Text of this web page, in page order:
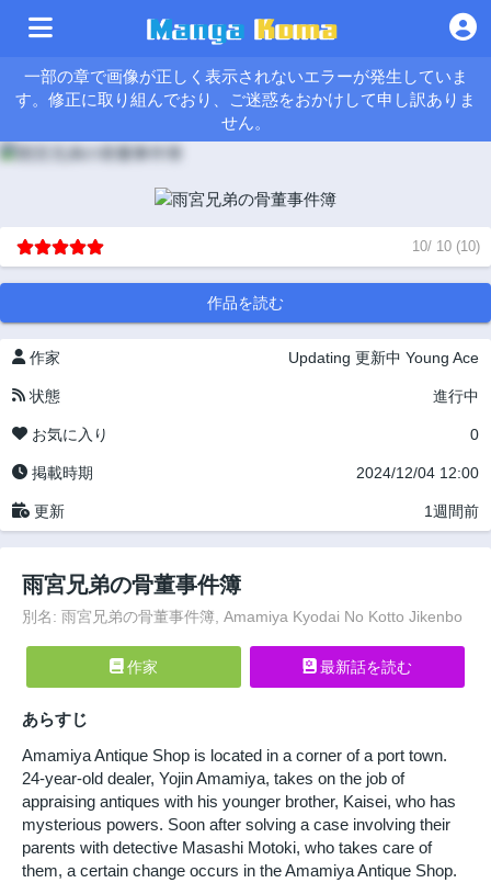
一部の章で画像が正しく表示されないエラーが発生していま
す。修正に取り組んでおり、ご迷惑をおかけして申し訳ありま
せん。
10/ 10 (10)
作品を読む
作家 Updating 更新中 Young Ace
状態 進行中
お気に入り 0
掲載時期 2024/12/04 12:00
更新 1週間前
雨宮兄弟の骨董事件簿
別名: 雨宮兄弟の骨董事件簿, Amamiya Kyodai No Kotto Jikenbo
作家 最新話を読む
あらすじ
Amamiya Antique Shop is located in a corner of a port town.
24-year-old dealer, Yojin Amamiya, takes on the job of
appraising antiques with his younger brother, Kaisei, who has
mysterious powers. Soon after solving a case involving their
parents with detective Masashi Motoki, who takes care of
them, a certain change occurs in the Amamiya Antique Shop.